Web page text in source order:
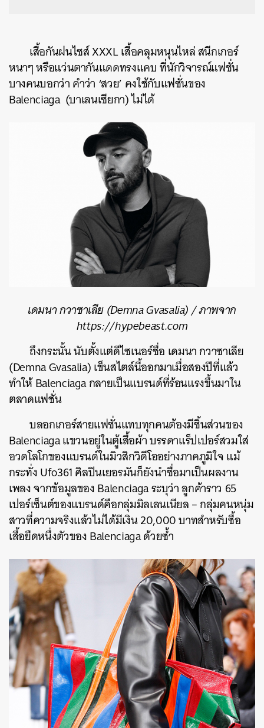
เสื้อกันฝนไซส์ XXXL เสื้อคลุมหนุนไหล่ สนีกเกอร์
หนาๆ หรือแว่นตากันแดดทรงแคบ ที่นักวิจารณ์แฟชั่น
บางคนบอกว่า คำว่า ‘สวย’ คงใช้กับแฟชั่นของ
Balenciaga (บาเลนเซียกา) ไม่ได้
เดมนา กวาซาเลีย (Demna Gvasalia) / ภาพจาก
https://hypebeast.com
ถึงกระนั้น นับตั้งแต่ดีไซเนอร์ชื่อ เดมนา กวาซาเลีย
(Demna Gvasalia) เข็นสไตล์นี้ออกมาเมื่อสองปีที่แล้ว
ทำให้ Balenciaga กลายเป็นแบรนด์ที่ร้อนแรงขึ้นมาใน
ตลาดแฟชั่น
บลอกเกอร์สายแฟชั่นแทบทุกคนต้องมีชิ้นส่วนของ
Balenciaga แขวนอยู่ในตู้เสื้อผ้า บรรดาแร็ปเปอร์สวมใส่
อวดโลโกของแบรนด์ในมิวสิกวิดีโออย่างภาคภูมิใจ แม้
กระทั่ง Ufo361 ศิลปินเยอรมันก็ยังนำชื่อมาเป็นผลงาน
เพลง จากข้อมูลของ Balenciaga ระบุว่า ลูกค้าราว 65
เปอร์เซ็นต์ของแบรนด์คือกลุ่มมิลเลนเนียล – กลุ่มคนหนุ่ม
สาวที่ความจริงแล้วไม่ได้มีเงิน 20,000 บาทสำหรับซื้อ
เสื้อยืดหนึ่งตัวของ Balenciaga ด้วยซ้ำ